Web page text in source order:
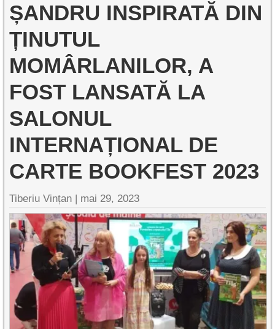
ȘANDRU INSPIRATĂ DIN
ȚINUTUL
MOMÂRLANILOR, A
FOST LANSATĂ LA
SALONUL
INTERNAȚIONAL DE
CARTE BOOKFEST 2023
Tiberiu Vințan | mai 29, 2023